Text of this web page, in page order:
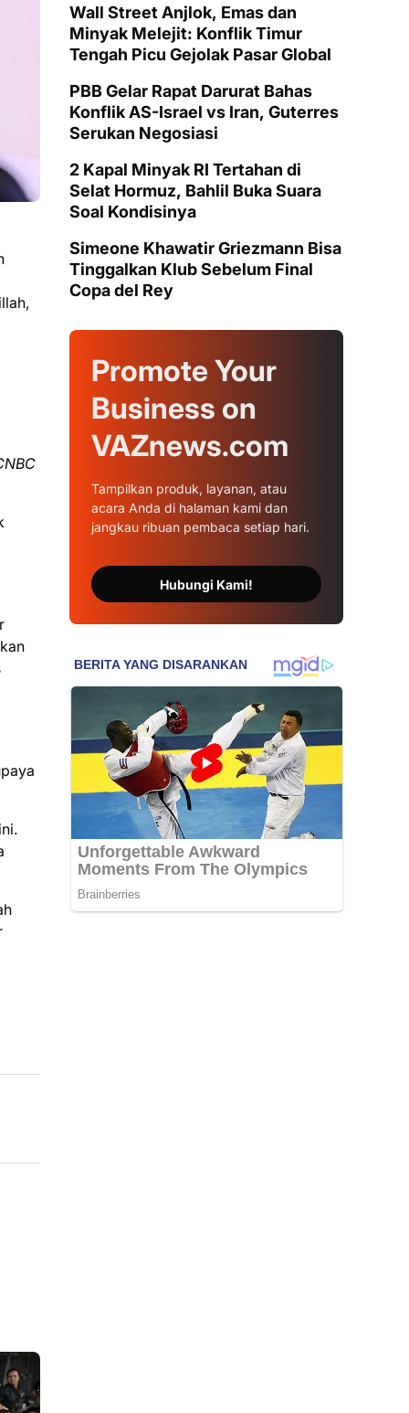
Wall Street Anjlok, Emas dan
Minyak Melejit: Konflik Timur
Tengah Picu Gejolak Pasar Global
PBB Gelar Rapat Darurat Bahas
Konflik AS-Israel vs Iran, Guterres
Serukan Negosiasi
2 Kapal Minyak RI Tertahan di
Selat Hormuz, Bahlil Buka Suara
Soal Kondisinya
Simeone Khawatir Griezmann Bisa
Tinggalkan Klub Sebelum Final
Copa del Rey
Promote Your
Business on
VAZnews.com
Tampilkan produk, layanan, atau
acara Anda di halaman kami dan
jangkau ribuan pembaca setiap hari.
Hubungi Kami!